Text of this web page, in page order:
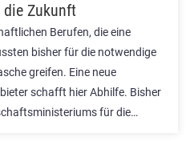
Zukunft
Berufen, die eine
bisher für die notwendige
greifen. Eine neue
schafft hier Abhilfe. Bisher
für die…